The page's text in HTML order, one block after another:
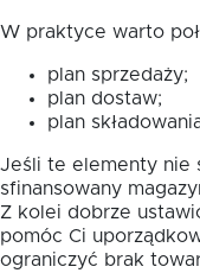
W praktyce warto
plan sprzedaży;
plan dostaw;
plan
Jeśli te elementy nie
sfinansowany
Z kolei dobrze
pomóc Ci
ograniczyć brak